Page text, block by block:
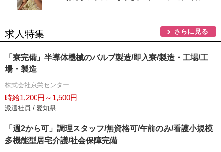
求人特集 さらに見る
「寮完備」半導体機械のバルブ製造/即入寮/製造・工場/工
場・製造
株式会社京栄センター
時給1,200円～1,500円
派遣社員 / 愛知県
「週2から可」調理スタッフ/無資格可/午前のみ/看護小規模
多機能型居宅介護/社会保障完備